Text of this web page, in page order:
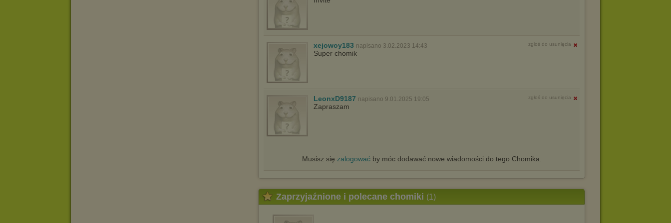
xejowoy183 napisano 3.02.2023 14:43 zgłoś do usunięcia
Super chomik
LeonxD9187 napisano 9.01.2025 19:05 zgłoś do usunięcia
Zapraszam
Musisz się zalogowaćby móc dodawać nowe wiadomości do tego Chomika.
Zaprzyjaźnione i polecane chomiki (1)